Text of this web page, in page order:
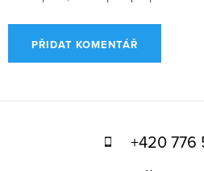
PŘIDAT KOMENTÁŘ
+420 776